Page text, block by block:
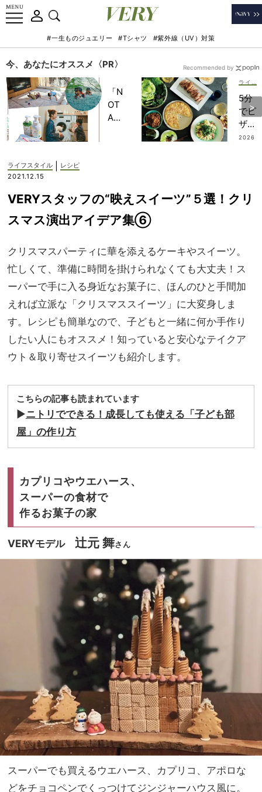
#一生ものジュエリー #Tシャツ #紫外線（UV）対策
今、あなたにオススメ〈PR〉
「N
OT
A
記憶
に一
生残
【極
上の
家族
旅】
5分
でピ
ザ、
絶品
見れ
ママ
友に
好評
「時
短レ
シ
2026
Recommended by
ライフスタイル
レシピ
2021.12.15
VERYスタッフの“映えスイーツ”５選！クリ
スマス演出アイデア集⑥
クリスマスパーティに華を添えるケーキやスイーツ。
忙しくて、準備に時間を掛けられなくても大丈夫！ス
ーパーで手に入る身近なお菓子に、ほんのひと手間加
えれば立派な「クリスマススイーツ」に大変身しま
す。レシピも簡単なので、子どもと一緒に何か手作り
したい人にもオススメ！知っていると安心なテイクア
ウト＆取り寄せスイーツも紹介します。
こちらの記事も読まれています
▶︎ニトリでできる！成長しても使える「子ども部
屋」の作り方
カプリコやウエハース、
スーパーの食材で
作るお菓子の家
VERYモデル 辻元 舞さん
スーパーでも買えるウエハース、カプリコ、アポロな
どをチョコペンでくっつけてジンジャーハウス風に。